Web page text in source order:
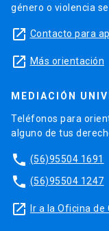
género o violencia
launch Contacto para
launch Más orientación
MEDIACIÓN
Teléfonos para
alguno de tus
phone (56)95504 1691
phone (56)95504 1247
launch Ir a la Oficina de